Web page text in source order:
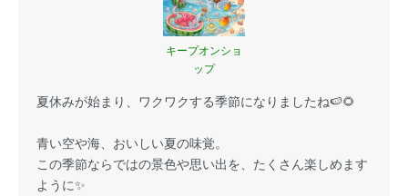
キープオンショ
ップ
夏休みが始まり、ワクワクする季節になりましたね🍉🌻
青い空や海、おいしい夏の味覚。
この季節ならではの景色や思い出を、たくさん楽しめます
ように✨